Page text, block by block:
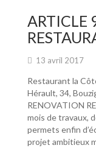
o
o
k
ARTICLE
13 avril 2017
Restaurant la
Hérault, 34,
RENOVATION
mois de travaux,
permets enfin
projet ambitieux